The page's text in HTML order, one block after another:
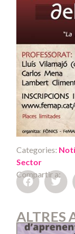
Categories:
Sector
Compartir a:
ALTRES